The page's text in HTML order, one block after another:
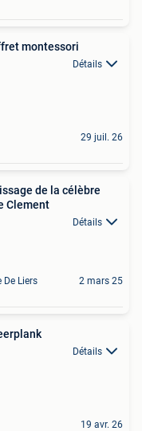
montessori
Détails
29 juil. 26
de la célèbre
Clement
Détails
De Liers 2 mars 25
Détails
19 avr. 26